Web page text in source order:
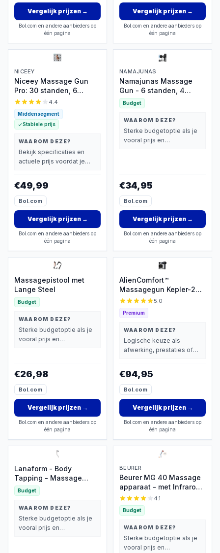
Vergelijk prijzen→
Bol.com en andere aanbieders op
één pagina
Vergelijk prijzen→
Bol.com en andere aanbieders op
één pagina
NICEEY
Niceey Massage Gun
Pro: 30 standen, 6
opzetstukken, draadloos
4.4
Middensegment
Stabiele prijs
WAAROM DEZE?
Bekijk specificaties en
actuele prijs voordat je
€49,99
Bol.com
Vergelijk prijzen→
Bol.com en andere aanbieders op
één pagina
NAMAJUNAS
Namajunas Massage
Gun - 6 standen, 4
koppen, draadloos
Budget
WAAROM DEZE?
Sterke budgetoptie als je
vooral prijs en
€34,95
Bol.com
Vergelijk prijzen→
Bol.com en andere aanbieders op
één pagina
Massagepistool met
Lange Steel
Budget
WAAROM DEZE?
Sterke budgetoptie als je
vooral prijs en
€26,98
Bol.com
Vergelijk prijzen→
Bol.com en andere aanbieders op
één pagina
AlienComfort™
Massagegun Kepler-22b
- Inclusief 6
Opbergkoffer -
Borstelloze motor -
Pistool - Massage
5.0
Premium
WAAROM DEZE?
Logische keuze als
afwerking, prestaties of
€94,95
Bol.com
Vergelijk prijzen→
Bol.com en andere aanbieders op
één pagina
Lanaform - Body
Tapping - Massage
Apparaat - Massage
Gun - Massage Pistool -
Sport En Relax Massage
- Ontspannende
Vibrerende Massage - 3
Massagehulpstukken - 2
Budget
WAAROM DEZE?
Sterke budgetoptie als je
vooral prijs en
BEURER
Beurer MG 40 Massage
apparaat - met Infrarood
Warmte - Diepe
Spiermassage &
Triggerpoints - Inc. 4
Opzetstukken -
met Flexibele Handgreep
4.1
Budget
WAAROM DEZE?
Sterke budgetoptie als je
vooral prijs en